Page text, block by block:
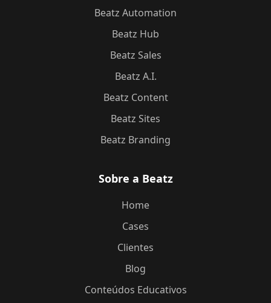
Beatz Automation
Beatz Hub
Beatz Sales
Beatz A.I.
Beatz Content
Beatz Sites
Beatz Branding
Sobre a Beatz
Home
Cases
Clientes
Blog
Conteúdos Educativos